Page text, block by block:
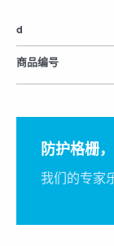
d
商品编号
防护格栅
我们的专家